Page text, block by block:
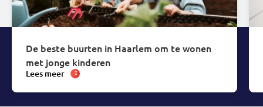
De beste buurten in Haarlem om te wonen
met jonge kinderen
Lees meer